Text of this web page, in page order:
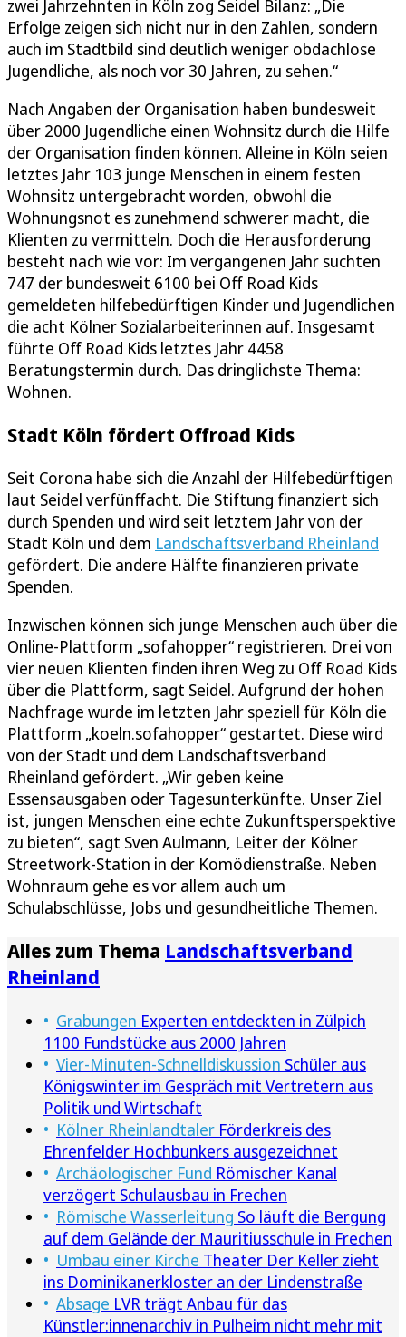
zwei Jahrzehnten in Köln zog Seidel Bilanz: „Die
Erfolge zeigen sich nicht nur in den Zahlen, sondern
auch im Stadtbild sind deutlich weniger obdachlose
Jugendliche, als noch vor 30 Jahren, zu sehen.“
Nach Angaben der Organisation haben bundesweit
über 2000 Jugendliche einen Wohnsitz durch die Hilfe
der Organisation finden können. Alleine in Köln seien
letztes Jahr 103 junge Menschen in einem festen
Wohnsitz untergebracht worden, obwohl die
Wohnungsnot es zunehmend schwerer macht, die
Klienten zu vermitteln. Doch die Herausforderung
besteht nach wie vor: Im vergangenen Jahr suchten
747 der bundesweit 6100 bei Off Road Kids
gemeldeten hilfebedürftigen Kinder und Jugendlichen
die acht Kölner Sozialarbeiterinnen auf. Insgesamt
führte Off Road Kids letztes Jahr 4458
Beratungstermin durch. Das dringlichste Thema:
Wohnen.
Stadt Köln fördert Offroad Kids
Seit Corona habe sich die Anzahl der Hilfebedürftigen
laut Seidel verfünffacht. Die Stiftung finanziert sich
durch Spenden und wird seit letztem Jahr von der
Stadt Köln und dem Landschaftsverband Rheinland
gefördert. Die andere Hälfte finanzieren private
Spenden.
Inzwischen können sich junge Menschen auch über die
Online-Plattform „sofahopper“ registrieren. Drei von
vier neuen Klienten finden ihren Weg zu Off Road Kids
über die Plattform, sagt Seidel. Aufgrund der hohen
Nachfrage wurde im letzten Jahr speziell für Köln die
Plattform „koeln.sofahopper“ gestartet. Diese wird
von der Stadt und dem Landschaftsverband
Rheinland gefördert. „Wir geben keine
Essensausgaben oder Tagesunterkünfte. Unser Ziel
ist, jungen Menschen eine echte Zukunftsperspektive
zu bieten“, sagt Sven Aulmann, Leiter der Kölner
Streetwork-Station in der Komödienstraße. Neben
Wohnraum gehe es vor allem auch um
Schulabschlüsse, Jobs und gesundheitliche Themen.
Alles zum Thema Landschaftsverband
Rheinland
Grabungen Experten entdeckten in Zülpich
1100 Fundstücke aus 2000 Jahren
Vier-Minuten-Schnelldiskussion Schüler aus
Königswinter im Gespräch mit Vertretern aus
Politik und Wirtschaft
Kölner Rheinlandtaler Förderkreis des
Ehrenfelder Hochbunkers ausgezeichnet
Archäologischer Fund Römischer Kanal
verzögert Schulausbau in Frechen
Römische Wasserleitung So läuft die Bergung
auf dem Gelände der Mauritiusschule in Frechen
Umbau einer Kirche Theater Der Keller zieht
ins Dominikanerkloster an der Lindenstraße
Absage LVR trägt Anbau für das
Künstler:innenarchiv in Pulheim nicht mehr mit